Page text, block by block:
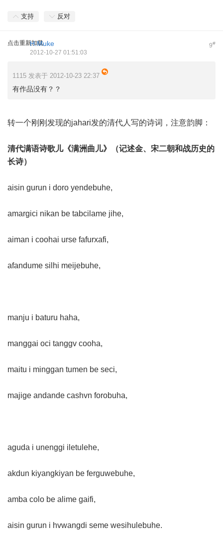
支持 反对
点击重新加载 9#
H.Muke
2012-10-27 01:51:03
1115 发表于 2012-10-23 22:37
有作品没有？？
转一个刚刚发现的jahari发的清代人写的诗词，注意韵脚：
清代满语诗歌儿《满洲曲儿》（记述金、宋二朝和战历史的
长诗）
aisin gurun i doro yendebuhe,
amargici nikan be tabcilame jihe,
aiman i coohai urse fafurxafi,
afandume silhi meijebuhe,
manju i baturu haha,
manggai oci tanggv cooha,
maitu i minggan tumen be seci,
majige andande cashvn forobuha,
aguda i unenggi iletulehe,
akdun kiyangkiyan be ferguwebuhe,
amba colo be alime gaifi,
aisin gurun i hvwangdi seme wesihulebuhe.